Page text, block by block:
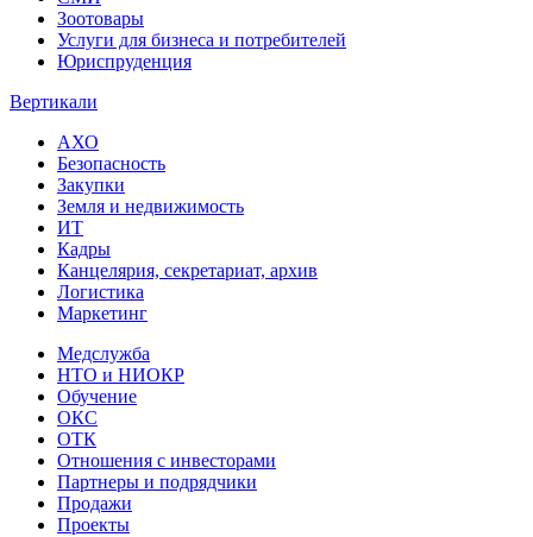
Зоотовары
Услуги для бизнеса и потребителей
Юриспруденция
Вертикали
АХО
Безопасность
Закупки
Земля и недвижимость
ИТ
Кадры
Канцелярия, секретариат, архив
Логистика
Маркетинг
Медслужба
НТО и НИОКР
Обучение
ОКС
ОТК
Отношения с инвесторами
Партнеры и подрядчики
Продажи
Проекты